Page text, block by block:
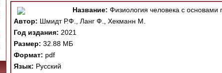
Название: Физиология человека с основами
Автор: Шмидт Р.Ф., Ланг Ф., Хекманн М.
Год издания: 2021
Размер: 32.88 МБ
Формат: pdf
Язык: Русский